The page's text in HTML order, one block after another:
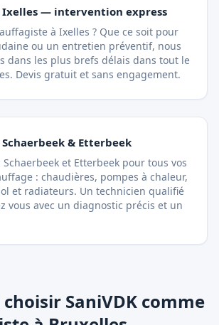
Ixelles — intervention express
à Ixelles ? Que ce soit pour
ou un entretien préventif, nous
dans les plus brefs délais dans tout le
Devis gratuit et sans engagement.
& Etterbeek
et Etterbeek pour tous vos
: chaudières, pompes à chaleur,
et radiateurs. Un technicien qualifié
vous avec un diagnostic précis et un
SaniVDK comme